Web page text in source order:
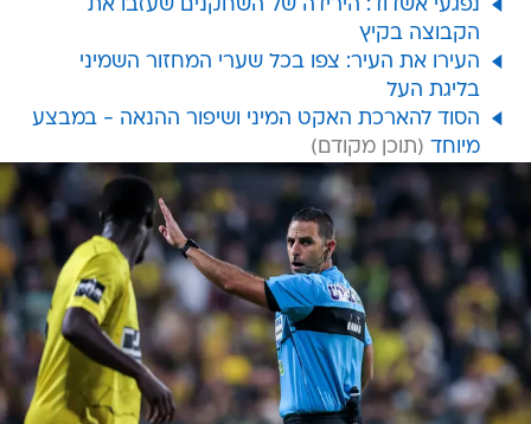
נפגעי אשדוד: הירידה של השחקנים שעזבו את
הקבוצה בקיץ
העירו את העיר: צפו בכל שערי המחזור השמיני
בליגת העל
הסוד להארכת האקט המיני ושיפור ההנאה - במבצע
מיוחד